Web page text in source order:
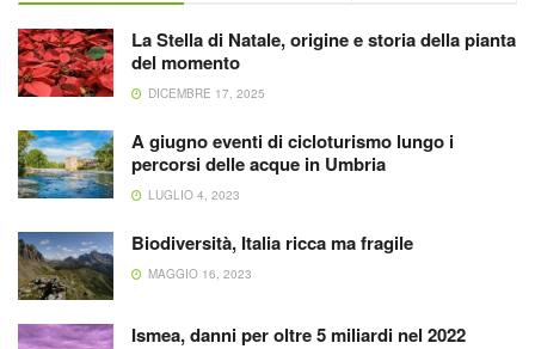
La Stella di Natale, origine e storia della pianta
del momento
DICEMBRE 17, 2025
A giugno eventi di cicloturismo lungo i
percorsi delle acque in Umbria
LUGLIO 4, 2023
Biodiversità, Italia ricca ma fragile
MAGGIO 16, 2023
Ismea, danni per oltre 5 miliardi nel 2022